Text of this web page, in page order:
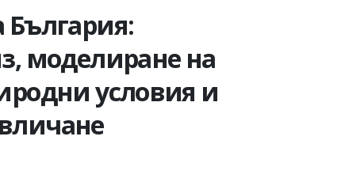
моделиране на
условия и